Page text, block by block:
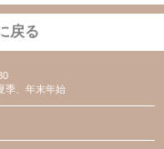
戻る
季、年末年始